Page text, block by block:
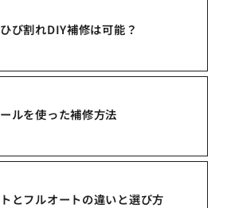
び割れDIY補修は可能？
ルを使った補修方法
とフルオートの違いと選び方